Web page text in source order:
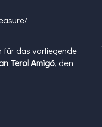
für das vorliegende
Terol Amigó, den